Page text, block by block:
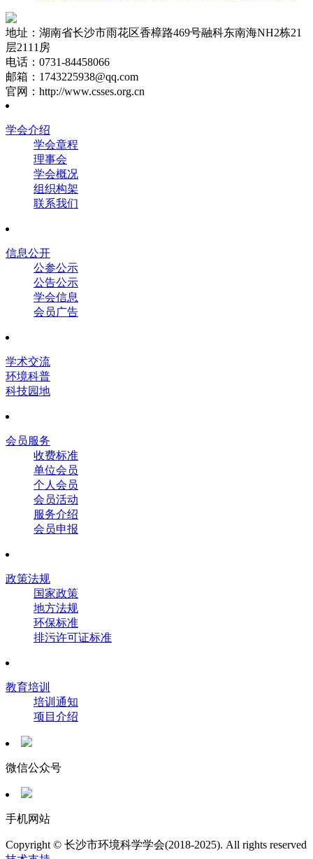
地址：湖南省长沙市雨花区香樟路469号融科东南海NH2栋21
层2111房
电话：0731-84458066
邮箱：1743225938@qq.com
官网：http://www.csses.org.cn
学会介绍
学会章程
理事会
学会概况
组织构架
联系我们
信息公开
公参公示
公告公示
学会信息
会员广告
学术交流
环境科普
科技园地
会员服务
收费标准
单位会员
个人会员
会员活动
服务介绍
会员申报
政策法规
国家政策
地方法规
环保标准
排污许可证标准
教育培训
培训通知
项目介绍
微信公众号
手机网站
Copyright © 长沙市环境科学学会(2018-2025). All rights reserved